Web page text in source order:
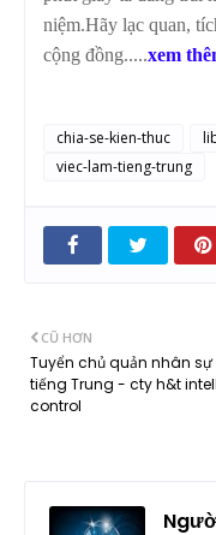
niệm.Hãy lạc quan,
cộng đồng.....xem
chia-se-kien-thuc
viec-lam-tieng-trung
CŨ HƠN
Tuyển chủ quản nhân
tiếng Trung - cty h&t
control